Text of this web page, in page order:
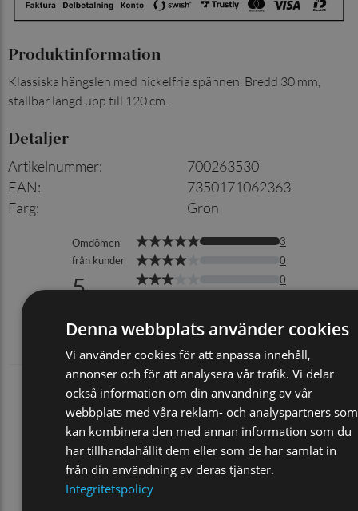
Produktinformation
Klassiska hängslen med nickelfria spännen. Bredd 30 mm,
ställbar längd upp till 120 cm.
Detaljer
Artikelnummer:
700263530
EAN:
7350171062363
Färg: Grön
Denna webbplats använder cookies
Vi använder cookies för att anpassa innehåll,
annonser och för att analysera vår trafik. Vi delar
också information om din användning av vår
webbplats med våra reklam- och analyspartners som
kan kombinera den med annan information som du
har tillhandahållit dem eller som de har samlat in
från din användning av deras tjänster.
Integritetspolicy